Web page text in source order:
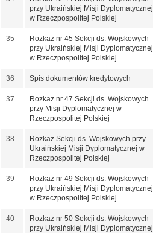
przy Ukraińskiej Misji Dyplomatycznej
w Rzeczpospolitej Polskiej
35
Rozkaz nr 45 Sekcji ds. Wojskowych
przy Ukraińskiej Misji Dyplomatycznej
w Rzeczpospolitej Polskiej
36 Spis dokumentów kredytowych
37
Rozkaz nr 47 Sekcji ds. Wojskowych
przy Misji Dyplomatycznej w
Rzeczpospolitej Polskiej
38
Rozkaz Sekcji ds. Wojskowych przy
Ukraińskiej Misji Dyplomatycznej w
Rzeczpospolitej Polskiej
39
Rozkaz nr 49 Sekcji ds. Wojskowych
przy Ukraińskiej Misji Dyplomatycznej
w Rzeczpospolitej Polskiej
40
Rozkaz nr 50 Sekcji ds. Wojskowych
przy Ukraińskiej Misji Dyplomatycznej